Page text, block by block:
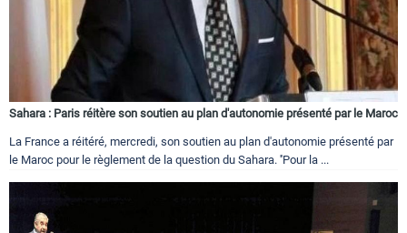
Sahara : Paris réitère son soutien au plan d'autonomie présenté par le Maroc
La France a réitéré, mercredi, son soutien au plan d'autonomie présenté par
le Maroc pour le règlement de la question du Sahara. ''Pour la ...